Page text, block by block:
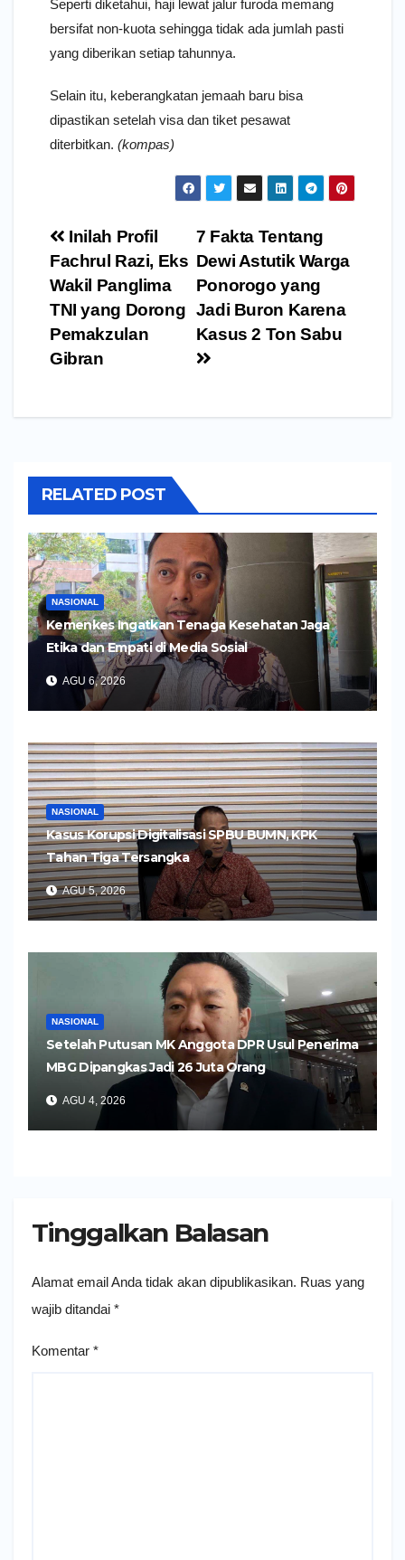
Seperti diketahui, haji lewat jalur furoda memang
bersifat non-kuota sehingga tidak ada jumlah pasti
yang diberikan setiap tahunnya.
Selain itu, keberangkatan jemaah baru bisa
dipastikan setelah visa dan tiket pesawat
diterbitkan. (kompas)
Navigasi
pos
7 Fakta Tentang
Dewi Astutik Warga
Ponorogo yang
Jadi Buron Karena
Kasus 2 Ton Sabu
Inilah Profil
Fachrul Razi, Eks
Wakil Panglima
TNI yang Dorong
Pemakzulan
Gibran
RELATED POST
NASIONAL
Kemenkes Ingatkan Tenaga Kesehatan Jaga
Etika dan Empati di Media Sosial
AGU 6, 2026
NASIONAL
Kasus Korupsi Digitalisasi SPBU BUMN, KPK
Tahan Tiga Tersangka
AGU 5, 2026
NASIONAL
Setelah Putusan MK Anggota DPR Usul Penerima
MBG Dipangkas Jadi 26 Juta Orang
AGU 4, 2026
Tinggalkan Balasan
Alamat email Anda tidak akan dipublikasikan. Ruas yang
wajib ditandai *
Komentar *